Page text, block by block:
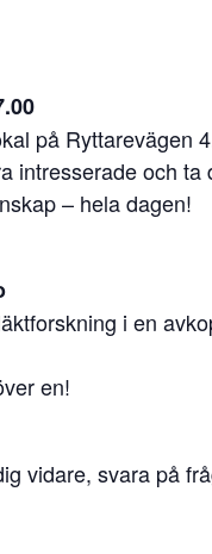
på Ryttarevägen
intresserade och ta
– hela dagen!
i en
en!
vidare, svara på